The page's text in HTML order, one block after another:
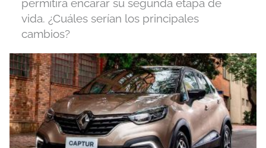
permitirá encarar su segunda etapa de
vida. ¿Cuáles serían los principales
cambios?